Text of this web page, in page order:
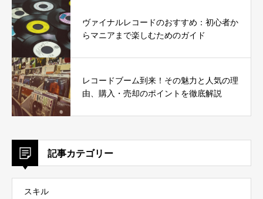
ヴァイナルレコードのおすすめ：初心者か
らマニアまで楽しむためのガイド
レコードブーム到来！その魅力と人気の理
由、購入・売却のポイントを徹底解説
記事カテゴリー
スキル